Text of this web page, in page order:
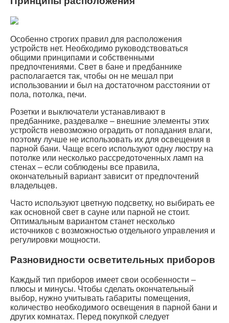
Особенно строгих правил для расположения
устройств нет. Необходимо руководствоваться
общими принципами и собственными
предпочтениями. Свет в бане и предбаннике
располагается так, чтобы он не мешал при
использовании и был на достаточном расстоянии от
пола, потолка, печи.
Розетки и выключатели устанавливают в
предбаннике, раздевалке – внешние элементы этих
устройств невозможно оградить от попадания влаги,
поэтому лучше не использовать их для освещения в
парной бани. Чаще всего используют одну люстру на
потолке или несколько рассредоточенных ламп на
стенах – если соблюдены все правила,
окончательный вариант зависит от предпочтений
владельцев.
Часто используют цветную подсветку, но выбирать ее
как основной свет в сауне или парной не стоит.
Оптимальным вариантом станет несколько
источников с возможностью отдельного управления и
регулировки мощности.
Разновидности осветительных приборов
Каждый тип приборов имеет свои особенности –
плюсы и минусы. Чтобы сделать окончательный
выбор, нужно учитывать габариты помещения,
количество необходимого освещения в парной бани и
других комнатах. Перед покупкой следует